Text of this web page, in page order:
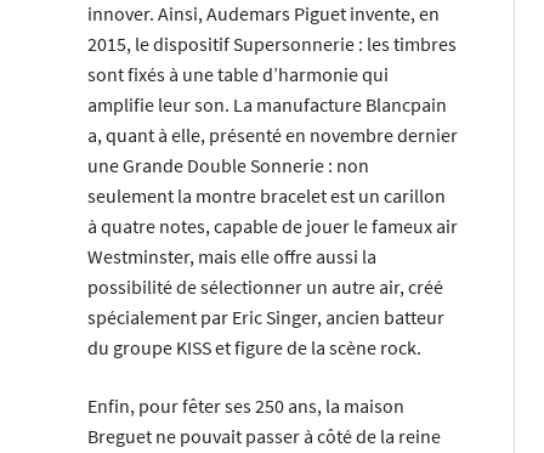
innover. Ainsi, Audemars Piguet invente, en
2015, le dispositif Supersonnerie : les timbres
sont fixés à une table d’harmonie qui
amplifie leur son. La manufacture Blancpain
a, quant à elle, présenté en novembre dernier
une Grande Double Sonnerie : non
seulement la montre bracelet est un carillon
à quatre notes, capable de jouer le fameux air
Westminster, mais elle offre aussi la
possibilité de sélectionner un autre air, créé
spécialement par Eric Singer, ancien batteur
du groupe KISS et figure de la scène rock.
Enfin, pour fêter ses 250 ans, la maison
Breguet ne pouvait passer à côté de la reine